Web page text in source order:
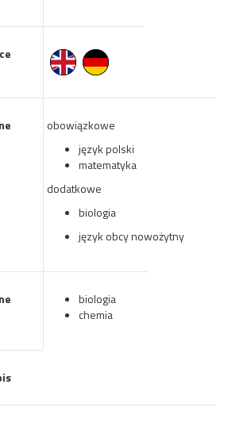
obowiązkowe
język polski
matematyka
dodatkowe
biologia
język obcy nowożytny
biologia
chemia